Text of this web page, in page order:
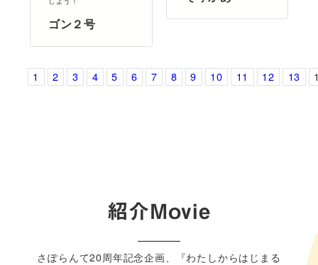
ゴン２号
1 2 3 4 5 6 7 8 9 10 11 12 13
紹介Movie
さぽらんて20周年記念企画、『わたしからはじまる